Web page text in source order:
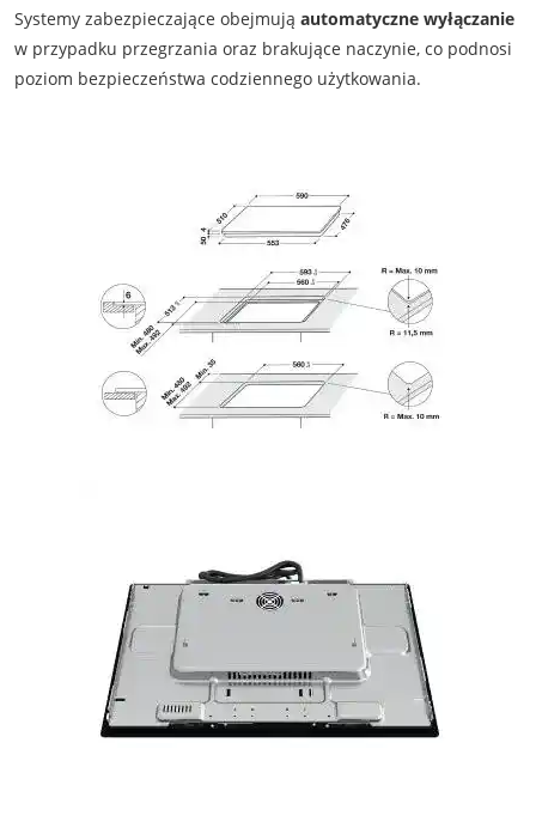
Systemy zabezpieczające obejmują automatyczne wyłączanie
w przypadku przegrzania oraz brakujące naczynie, co podnosi
poziom bezpieczeństwa codziennego użytkowania.